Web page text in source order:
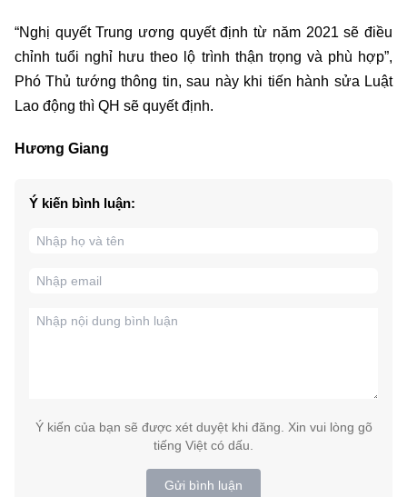
“Nghị quyết Trung ương quyết định từ năm 2021 sẽ điều
chỉnh tuổi nghỉ hưu theo lộ trình thận trọng và phù hợp”,
Phó Thủ tướng thông tin, sau này khi tiến hành sửa Luật
Lao động thì QH sẽ quyết định.
Hương Giang
Ý kiến bình luận:
Ý kiến của bạn sẽ được xét duyệt khi đăng. Xin vui lòng gõ
tiếng Việt có dấu.
Gửi bình luận